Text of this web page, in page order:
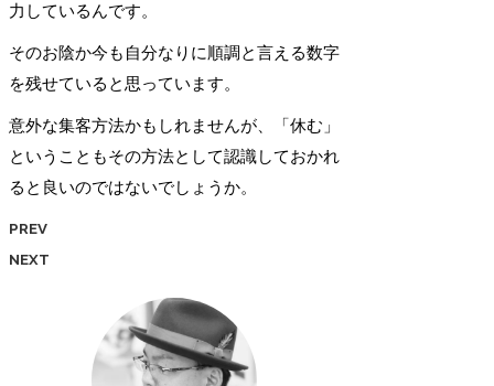
力しているんです。
そのお陰か今も自分なりに順調と言える数字
を残せていると思っています。
意外な集客方法かもしれませんが、「休む」
ということもその方法として認識しておかれ
ると良いのではないでしょうか。
PREV
NEXT